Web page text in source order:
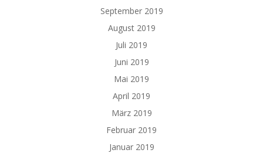
September 2019
August 2019
Juli 2019
Juni 2019
Mai 2019
April 2019
März 2019
Februar 2019
Januar 2019